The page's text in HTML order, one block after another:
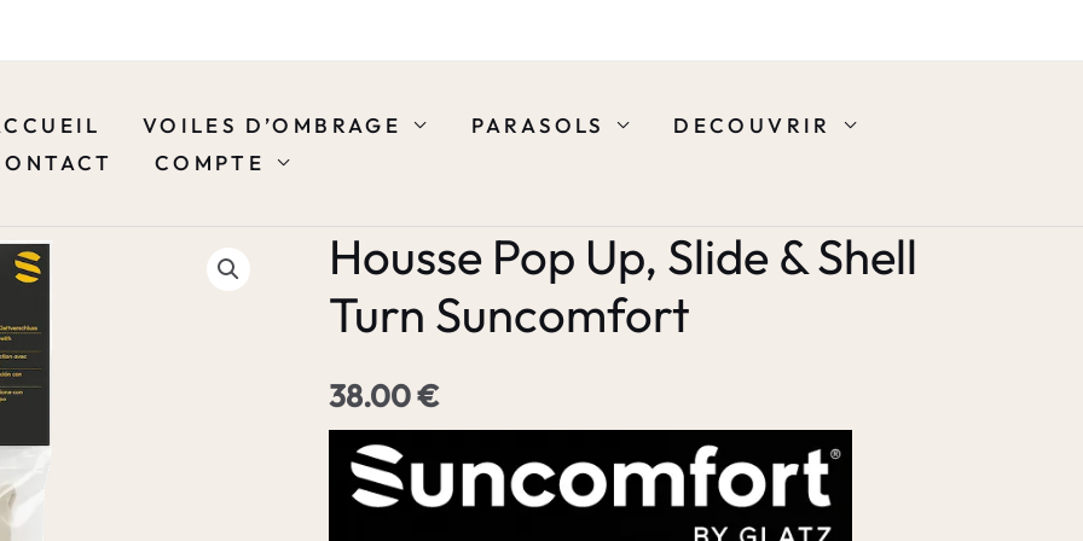
VOILES D’OMBRAGE PARASOLS
DECOUVRIR
COMPTE
Housse Pop Up, Slide & Shell
Turn Suncomfort
38.00€